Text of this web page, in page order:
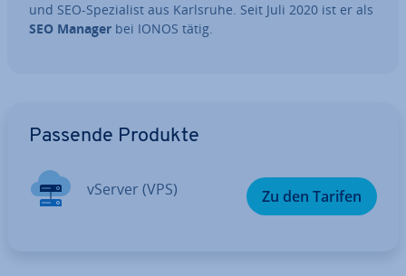
und SEO-Spe­zia­list aus Karlsruhe. Seit Juli 2020 ist er als
SEO Manager bei IONOS tätig.
Passende Produkte
vServer (VPS) Zu den Tarifen